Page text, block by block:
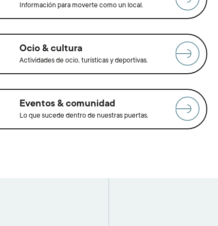
Información para moverte como un local.
Ocio & cultura
Actividades de ocio, turísticas y deportivas.
Eventos & comunidad
Lo que sucede dentro de nuestras puertas.